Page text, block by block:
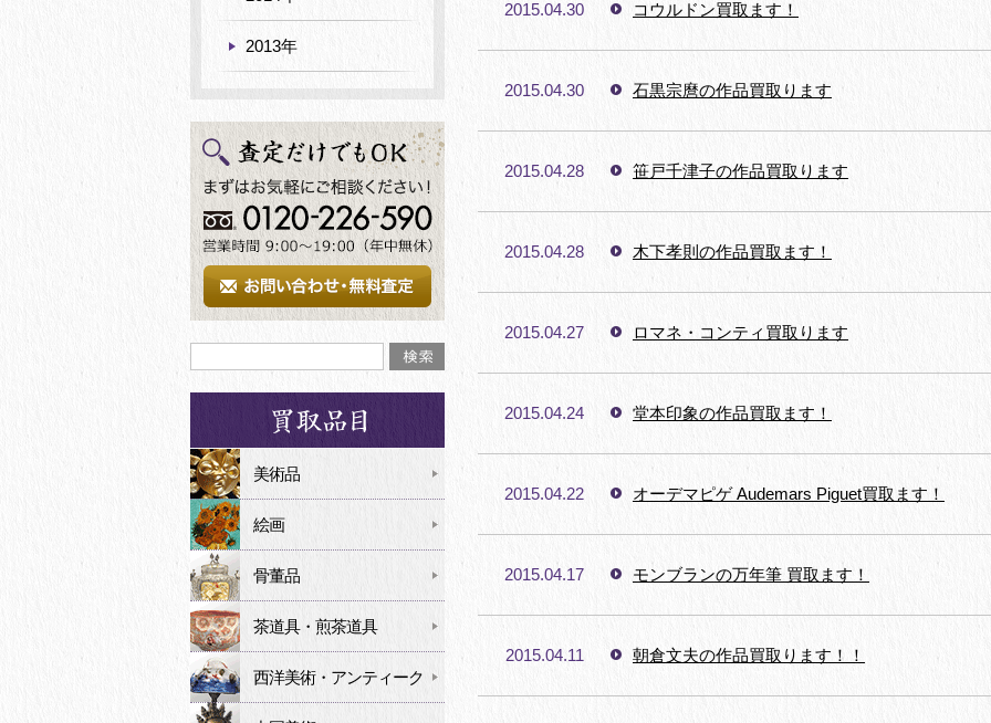
2015.04.30 コウルドン買取ます！
2015.04.30 石黒宗麿の作品買取ります
2015.04.28 笹戸千津子の作品買取ります
2015.04.28 木下孝則の作品買取ます！
2015.04.27 ロマネ・コンティ買取ります
2015.04.24 堂本印象の作品買取ます！
2015.04.22 オーデマピゲ Audemars Piguet買取ます！
2015.04.17 モンブランの万年筆 買取ます！
2015.04.11 朝倉文夫の作品買取ります！！
2013年
美術品
絵画
骨董品
茶道具・煎茶道具
西洋美術・アンティーク